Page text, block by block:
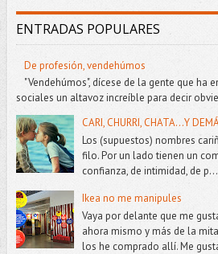
ENTRADAS POPULARES
De profesión, vendehúmos
"Vendehúmos", dícese de la gente que ha
sociales un altavoz increíble para decir
CARI, CHURRI, CHATA...Y
Los (supuestos) nombres
filo. Por un lado tienen un
confianza, de intimidad, de p...
Ikea no me manipules
Vaya por delante que me
ahora mismo y más de la
los he comprado allí. Me